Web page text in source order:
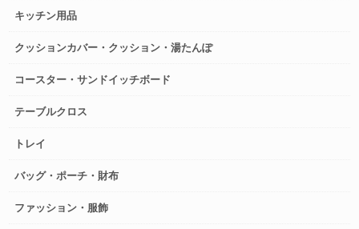
キッチン用品
クッションカバー・クッション・湯たんぽ
コースター・サンドイッチボード
テーブルクロス
トレイ
バッグ・ポーチ・財布
ファッション・服飾